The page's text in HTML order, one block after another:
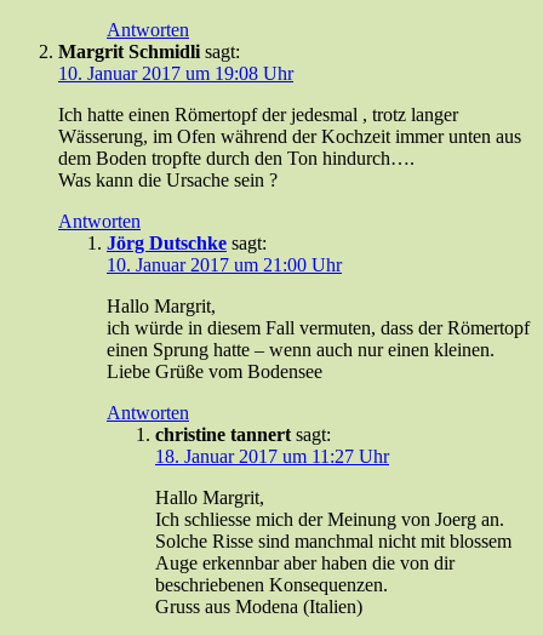
Antworten
Margrit Schmidli sagt:
10. Januar 2017 um 19:08 Uhr
Ich hatte einen Römertopf der jedesmal , trotz langer
Wässerung, im Ofen während der Kochzeit immer unten aus
dem Boden tropfte durch den Ton hindurch….
Was kann die Ursache sein ?
Antworten
Jörg Dutschke sagt:
10. Januar 2017 um 21:00 Uhr
Hallo Margrit,
ich würde in diesem Fall vermuten, dass der Römertopf
einen Sprung hatte – wenn auch nur einen kleinen.
Liebe Grüße vom Bodensee
Antworten
christine tannert sagt:
18. Januar 2017 um 11:27 Uhr
Hallo Margrit,
Ich schliesse mich der Meinung von Joerg an.
Solche Risse sind manchmal nicht mit blossem
Auge erkennbar aber haben die von dir
beschriebenen Konsequenzen.
Gruss aus Modena (Italien)